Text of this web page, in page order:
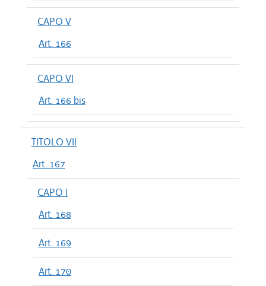
CAPO V
Art. 166
CAPO VI
Art. 166 bis
TITOLO VII
Art. 167
CAPO I
Art. 168
Art. 169
Art. 170